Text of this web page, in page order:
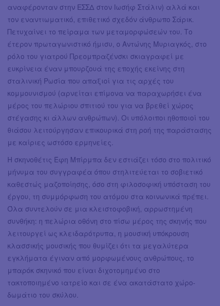
αναφέρονταν στην ΕΣΣΔ στον Ιωσήφ Στάλιν) αλλά και
τον εναντιωματικό, επιθετικό σχεδόν άνθρωπο Σάρικ.
Πετυχαίνει το πείραμα των μεταμορφώσεών του. Το
έτερον πρωταγωνιστικό ήμισυ, ο Αντώνης Μυριαγκός, στο
ρόλο του γιατρού Πρεομπραζένσκι σκιαγραφεί με
ευκρίνεια έναν μπουρζουά της εποχής εκείνης στη
σταλινική Ρωσία που απαξιοί για τις αρχές του
κομμουνισμού (αρνείται επίμονα να παραχωρήσει ένα
μέρος του πελώριου σπιτιού του για να βρεθεί χώρος
στέγασης κι άλλων ανθρώπων). Οι υπόλοιποι ηθοποιοί του
θιάσου λειτούργησαν επικουρικά στη ροή της παράστασης
με καίριες ωστόσο ερμηνείες.
Η σκηνοθέτις Έφη Μπίρμπα δεν εστιάζει τόσο στο πολιτικό
μήνυμα του συγγραφέα όπου στηλιτεύεται το σοβιετικό
καθεστώς μαζοποίησης, όσο στη φιλοσοφική υπόσταση του
έργου, τη συμμόρφωση του ατόμου στα κοινωνικά πρέπει.
Όλα συντελούν σε μια κλειστοφοβική, αρρωστημένη
συνθήκη: η πελώρια οθόνη στο πίσω μέρος της σκηνής που
λειτουργεί ως κλειδαρότρυπα, η μουσική υπόκρουση
κλασσικής μουσικής που θυμίζει ότι τα μεγαλύτερα
εγκλήματα έγιναν από μορφωμένους ανθρώπους, το
μπαρόκ σκηνικό που είναι διχοτομημένο στο
τακτοποιημένο ιατρείο και σε ένα ακατάστατο χώρο-
δωμάτιο του σκύλου.